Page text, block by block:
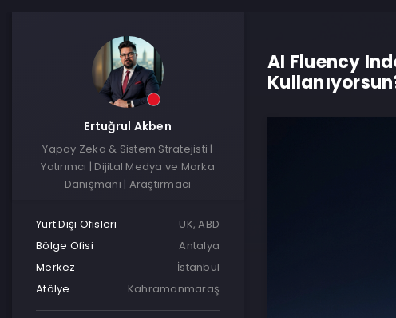
Ertuğrul Akben
Yapay Zeka & Sistem Stratejisti |
Yatırımcı | Dijital Medya ve Marka
Danışmanı | Araştırmacı
Yurt Dışı Ofisleri
UK, ABD
Bölge Ofisi
Antalya
Merkez
İstanbul
Atölye
Kahramanmaraş
AI Fluency